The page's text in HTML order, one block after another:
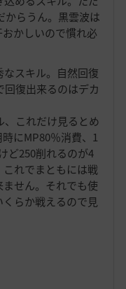
からうん。黒雲波は
かしいので慣れ必
スキル。自然回復
回復出来るのはデカ
、これだけ見るとめ
にMP80％消費、1
ど250削れるのが4
れでまともには戦
せん。それでも使
らか戦えるので見